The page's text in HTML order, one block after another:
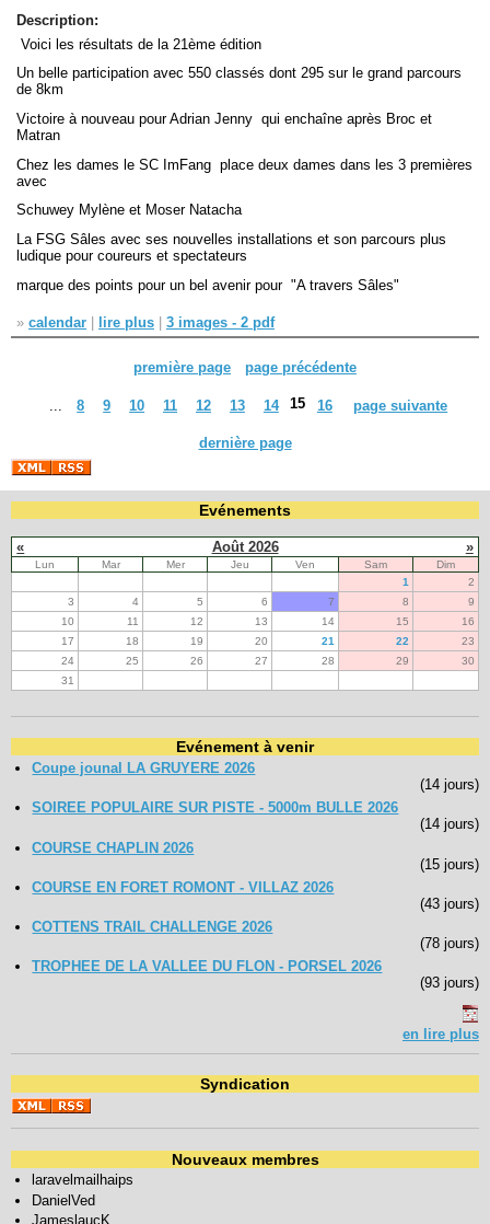
Description:
Voici les résultats de la 21ème édition
Un belle participation avec 550 classés dont 295 sur le grand parcours
de 8km
Victoire à nouveau pour Adrian Jenny qui enchaîne après Broc et
Matran
Chez les dames le SC ImFang place deux dames dans les 3 premières
avec
Schuwey Mylène et Moser Natacha
La FSG Sâles avec ses nouvelles installations et son parcours plus
ludique pour coureurs et spectateurs
marque des points pour un bel avenir pour "A travers Sâles"
» calendar lire plus 3 images - 2 pdf
première page page précédente
8 9 10 11 12 13 14 15 16 page suivante
dernière page
Evénements
« Août 2026 »
Lun Mar Mer Jeu Ven Sam
Dim
1
2
3
4 5 6 7 8
9
10
11 12 13 14 15
16
17
18 19 20 21 22
23
24
25 26 27 28 29
30
31
Evénement à venir
Coupe jounal LA GRUYERE 2026
(14 jours)
SOIREE POPULAIRE SUR PISTE - 5000m BULLE 2026
(14 jours)
COURSE CHAPLIN 2026
(15 jours)
COURSE EN FORET ROMONT - VILLAZ 2026
(43 jours)
COTTENS TRAIL CHALLENGE 2026
(78 jours)
TROPHEE DE LA VALLEE DU FLON - PORSEL 2026
(93 jours)
en lire plus
Syndication
Nouveaux membres
laravelmailhaips
DanielVed
JameslaucK